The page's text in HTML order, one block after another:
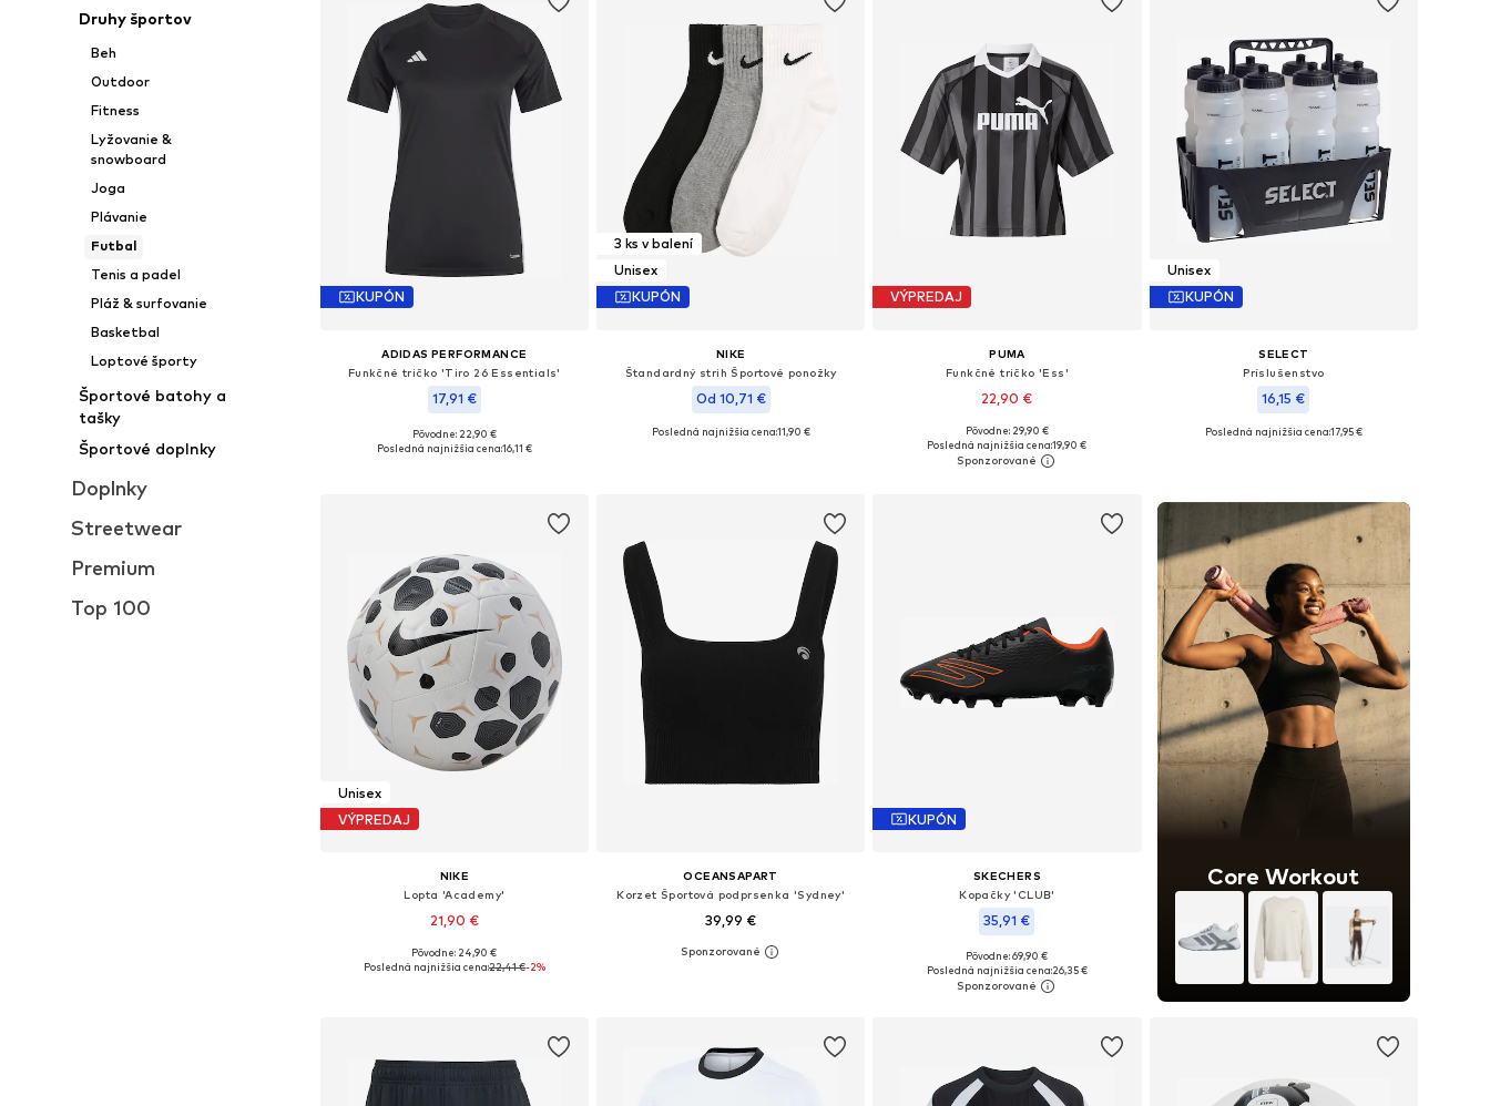
Druhy športov
Beh
Outdoor
Fitness
Lyžovanie &
snowboard
Joga
Plávanie
Futbal
Tenis a padel
Pláž & surfovanie
Basketbal
Loptové športy
Športové batohy a
tašky
Športové doplnky
Doplnky
Streetwear
Premium
Top 100
KUPÓN
ADIDAS PERFORMANCE
Funkčné tričko 'Tiro 26 Essentials'
17,91 €
Pôvodne: 22,90 €
Posledná najnižšia cena:16,11 €
3 ks v balení
Unisex
KUPÓN
NIKE
Štandardný strih Športové ponožky
Od 10,71 €
Posledná najnižšia cena:11,90 €
VÝPREDAJ
PUMA
Funkčné tričko 'Ess'
22,90 €
Dostupné veľkosti: XS, S, M, L, XL
Pridať do košíka
Pôvodne: 29,90 €
Posledná najnižšia cena:19,90 €
Unisex
KUPÓN
SELECT
Príslušenstvo
16,15 €
Dostupné veľkosti: One Size
Posledná najnižšia cena:17,95 €
Unisex
VÝPREDAJ
NIKE
Lopta 'Academy'
21,90 €
Dostupné veľkosti: 3, 4, 5
Pôvodne: 24,90 €
Posledná najnižšia cena:22,41 €-2%
OCEANSAPART
Korzet Športová podprsenka 'Sydney'
39,99 €
Dostupné veľkosti: XS, S, M, L, XL, XXL
KUPÓN
SKECHERS
Kopačky 'CLUB'
35,91 €
Dostupné veľkosti: 42, 43, 44, 45, 46
Pridať do košíka
Pôvodne: 69,90 €
Posledná najnižšia cena:26,35 €
Core Workout